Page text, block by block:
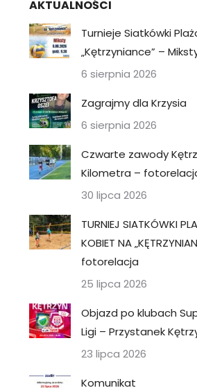
AKTUALNOŚCI
Turnieje Siatkówki
„Kętrzyniance” –
6 sierpnia 2026
Zagrajmy dla Krzysia
6 sierpnia 2026
Czwarte zawody
Kilometra –
30 lipca 2026
TURNIEJ SIATKÓWKI
KOBIET NA
fotorelacja
25 lipca 2026
Objazd po klubach
Ligi – Przystanek
23 lipca 2026
Komunikat